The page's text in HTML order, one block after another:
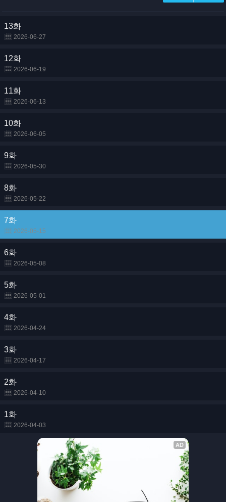
13화
2026-06-27
12화
2026-06-19
11화
2026-06-13
10화
2026-06-05
9화
2026-05-30
8화
2026-05-22
7화
2026-05-15
6화
2026-05-08
5화
2026-05-01
4화
2026-04-24
3화
2026-04-17
2화
2026-04-10
1화
2026-04-03